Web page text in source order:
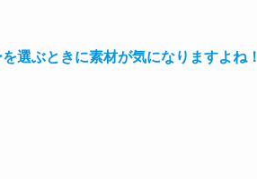
選ぶときに素材が気になりますよね！